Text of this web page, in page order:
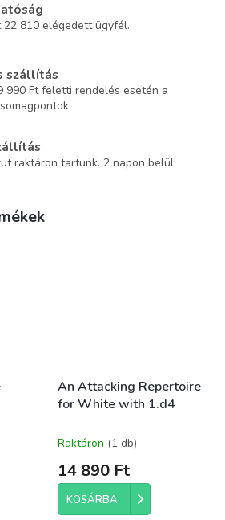
22 810 elégedett ügyfél.
szállítás
990 Ft feletti rendelés esetén a
raktáron tartunk. 2 napon belül
An Attacking Repertoire
for White with 1.d4
Raktáron (1 db)
14 890 Ft
KOSÁRBA